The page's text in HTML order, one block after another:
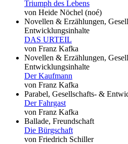
Triumph des Lebens
von Heide Nöchel (noé)
Novellen & Erzählungen,
Entwicklungsinhalte
DAS URTEIL
von Franz Kafka
Novellen & Erzählungen,
Entwicklungsinhalte
Der Kaufmann
von Franz Kafka
Parabel, Gesellschafts- &
Der Fahrgast
von Franz Kafka
Ballade, Freundschaft
Die Bürgschaft
von Friedrich Schiller